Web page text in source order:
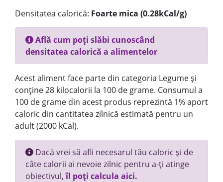
Densitatea calorică: Foarte mica (0.28kCal/g)
Află cum poți slăbi cunoscând
densitatea calorică a alimentelor
Acest aliment face parte din categoria Legume și
conține 28 kilocalorii la 100 de grame. Consumul a
100 de grame din acest produs reprezintă 1% aport
caloric din cantitatea zilnică estimată pentru un
adult (2000 kCal).
Dacă vrei să afli necesarul tău caloric și de
câte calorii ai nevoie zilnic pentru a-ți atinge
obiectivul,îl poți calcula aici.